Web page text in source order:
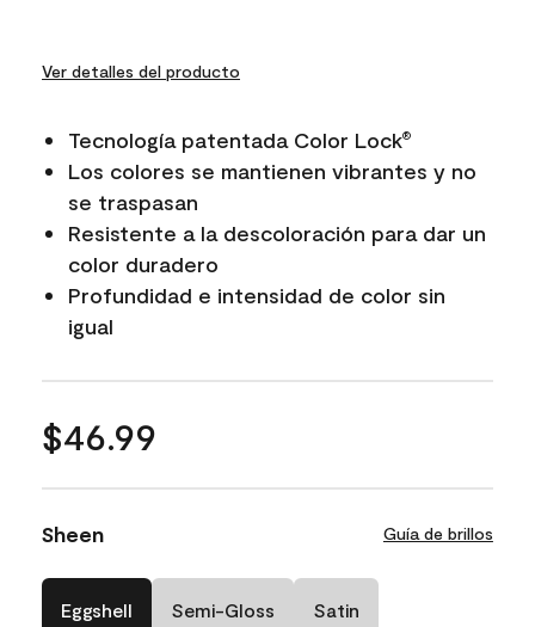
Ver detalles del producto
Tecnología patentada Color Lock®
Los colores se mantienen vibrantes y no
se traspasan
Resistente a la descoloración para dar un
color duradero
Profundidad e intensidad de color sin
igual
$46.99
Sheen Guía de brillos
Eggshell Semi-Gloss Satin